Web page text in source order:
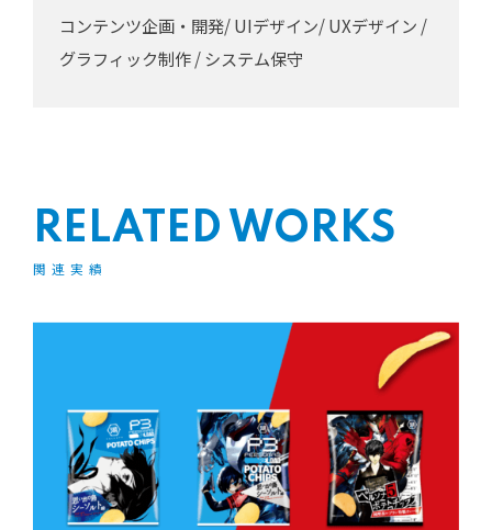
コンテンツ企画・開発/ UIデザイン/ UXデザイン /
グラフィック制作 / システム保守
RELATED WORKS
関連実績